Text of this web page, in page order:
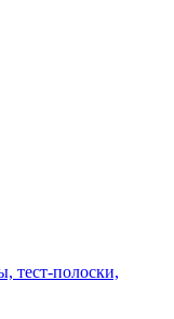
тест-полоски,